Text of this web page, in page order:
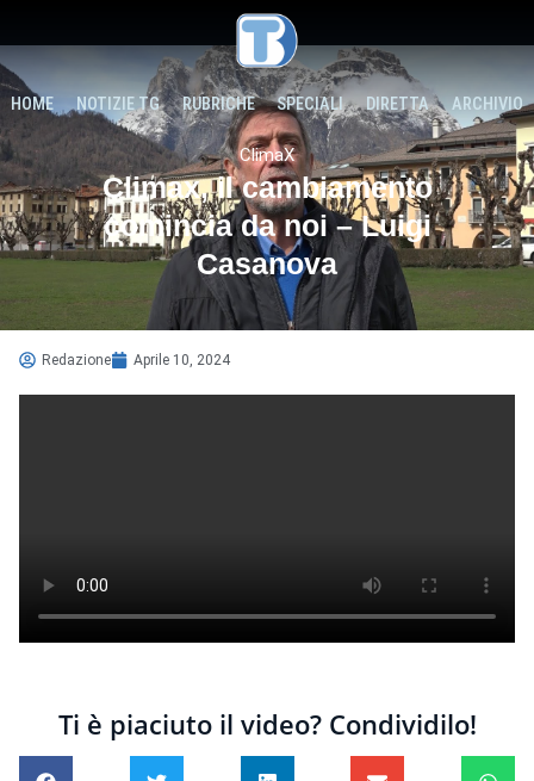
HOME NOTIZIE TG RUBRICHE SPECIALI DIRETTA ARCHIVIO
ClimaX
Climax, il cambiamento
comincia da noi – Luigi
Casanova
Redazione Aprile 10, 2024
Ti è piaciuto il video? Condividilo!